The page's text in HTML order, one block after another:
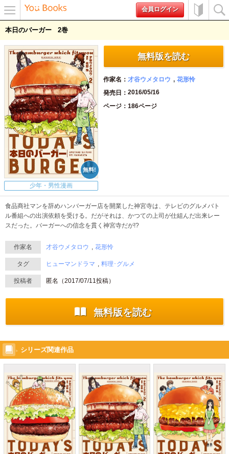
ー
会員ログイン
本日のバーガー 2
少年・男性漫画
無料版を読む
作家名 才谷ウメタロウ
花形怜
発売日
2016/05/16
ページ
186ページ
食品商社マンを辞めハンバーガー店を開業した神宮寺は、テレビのグルメバト
ル番組への出演依頼を受ける。だがそれは、かつての上司が仕組んだ出来レー
スだった。バーガーへの信念を貫く神宮寺だが!?
作家名 才谷ウメタロウ 花形怜
タグ ヒューマンドラマ 料理･グルメ
投稿者 匿名（2017/07/11投稿）
無料版を読む
シリーズ関連作品